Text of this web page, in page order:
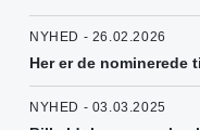
NYHED - 26.02.2026
Her er de nominerede
NYHED - 03.03.2025